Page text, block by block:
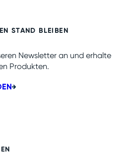
STAND BLEIBEN
Newsletter an und erhalte
Produkten.